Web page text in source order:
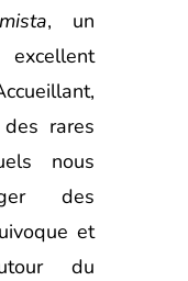
, un
rares
nous
des
et
du